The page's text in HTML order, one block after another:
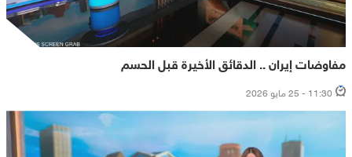
مفاوضات إيران .. الدقائق الأخيرة قبل الحسم
11:30 - 25 مايو 2026